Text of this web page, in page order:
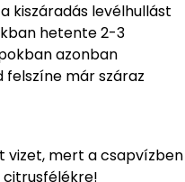
kiszáradás levélhullást
hetente 2-3
azonban
felszíne már száraz
vizet, mert a csapvízben
citrusfélékre!